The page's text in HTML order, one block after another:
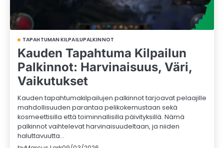
TAPAHTUMAN KILPAILUPALKINNOT
Kauden Tapahtuma Kilpailun
Palkinnot: Harvinaisuus, Väri,
Vaikutukset
Kauden tapahtumakilpailujen palkinnot tarjoavat pelaajille
mahdollisuuden parantaa pelikokemustaan sekä
kosmeettisilla että toiminnallisilla päivityksillä. Nämä
palkinnot vaihtelevat harvinaisuudeltaan, ja niiden
haluttavuutta…